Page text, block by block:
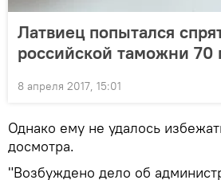
Латвиец попытался
российской таможни 70
8 апреля 2017, 15:01
Однако ему не удалось
досмотра.
"Возбуждено дело об